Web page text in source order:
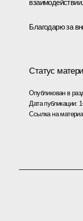
взаимодействии.
Благодарю за
Статус
Опубликован в
Дата публикации:
Ссылка на